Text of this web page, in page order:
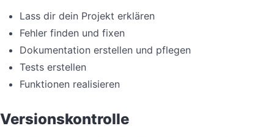
Lass dir dein Projekt erklären
Fehler finden und fixen
Dokumentation erstellen und pflegen
Tests erstellen
Funktionen realisieren
Versionskontrolle